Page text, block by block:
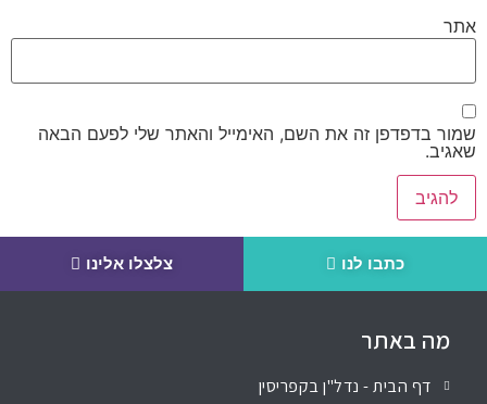
אתר
שמור בדפדפן זה את השם, האימייל והאתר שלי לפעם הבאה
שאגיב.
כתבו לנו צלצלו אלינו
מה באתר
דף הבית - נדל"ן בקפריסין